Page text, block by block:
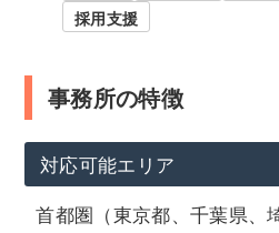
採用支援
事務所の特徴
対応可能エリア
首都圏（東京都、千葉県、